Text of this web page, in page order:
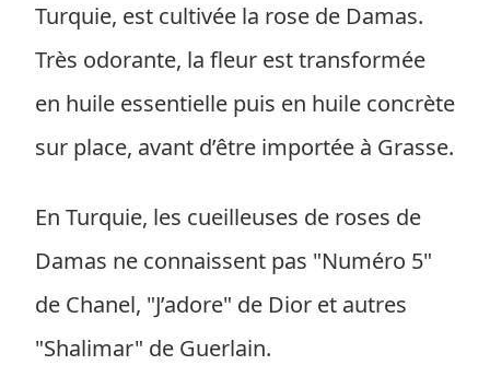
Turquie, est cultivée la rose de Damas.
Très odorante, la fleur est transformée
en huile essentielle puis en huile concrète
sur place, avant d’être importée à Grasse.
En Turquie, les cueilleuses de roses de
Damas ne connaissent pas "Numéro 5"
de Chanel, "J’adore" de Dior et autres
"Shalimar" de Guerlain.